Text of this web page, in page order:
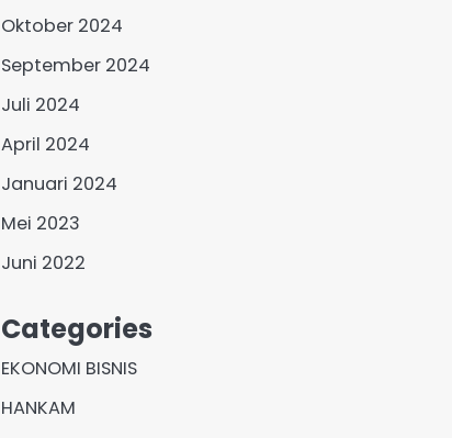
Oktober 2024
September 2024
Juli 2024
April 2024
Januari 2024
Mei 2023
Juni 2022
Categories
EKONOMI BISNIS
HANKAM